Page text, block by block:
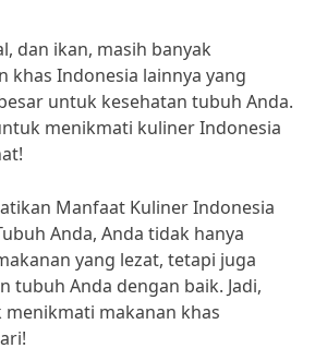
dan ikan, masih banyak
khas Indonesia lainnya yang
untuk kesehatan tubuh Anda.
menikmati kuliner Indonesia
Manfaat Kuliner Indonesia
Anda, Anda tidak hanya
yang lezat, tetapi juga
tubuh Anda dengan baik. Jadi,
makanan khas